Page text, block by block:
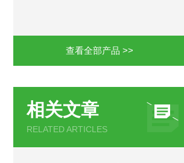
查看全部产品 >>
相关文章
RELATED ARTICLES